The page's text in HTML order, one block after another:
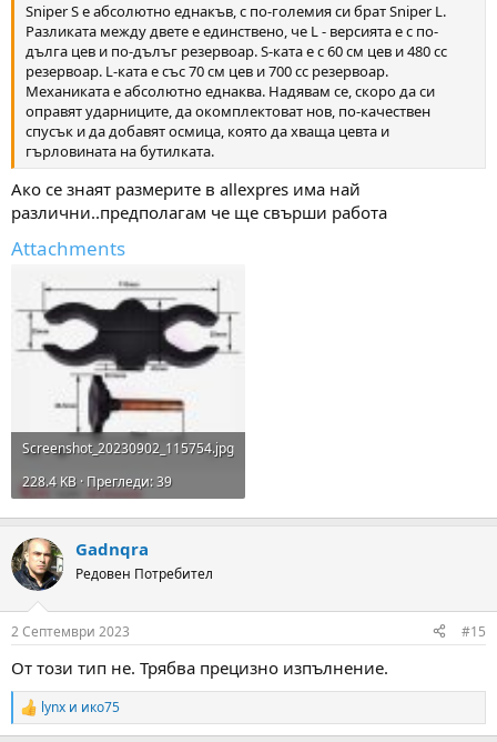
Sniper S е абсолютно еднакъв, с по-големия си брат Sniper L.
Разликата между двете е единствено, че L - версията е с по-
дълга цев и по-дълъг резервоар. S-ката е с 60 см цев и 480 сс
резервоар. L-ката е със 70 см цев и 700 сс резервоар.
Механиката е абсолютно еднаква. Надявам се, скоро да си
оправят ударниците, да окомплектоват нов, по-качествен
спусък и да добавят осмица, която да хваща цевта и
гърловината на бутилката.
Ако се знаят размерите в allexpres има най
различни..предполагам че ще свърши работа
Attachments
Screenshot_20230902_115754.jpg
228.4 KB · Прегледи: 39
Gadnqra
Редовен Потребител
2 Септември 2023 #15
От този тип не. Трябва прецизно изпълнение.
R
e
lynx и ико75